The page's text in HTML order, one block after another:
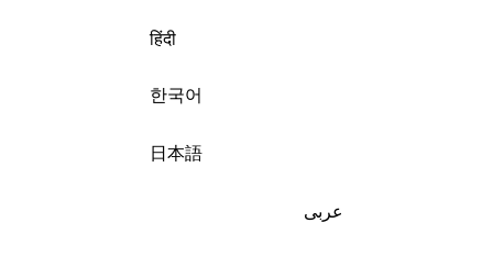
हिंदी
한국어
日本語
عربى